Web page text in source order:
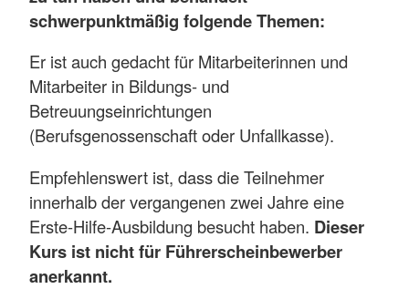
schwerpunktmäßig folgende Themen:
Er ist auch gedacht für Mitarbeiterinnen und
Mitarbeiter in Bildungs- und
Betreuungseinrichtungen
(Berufsgenossenschaft oder Unfallkasse).
Empfehlenswert ist, dass die Teilnehmer
innerhalb der vergangenen zwei Jahre eine
Erste-Hilfe-Ausbildung besucht haben. Dieser
Kurs ist nicht für Führerscheinbewerber
anerkannt.